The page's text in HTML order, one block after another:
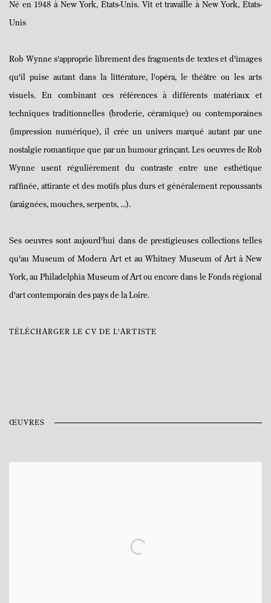
Né en 1948 à New York, États-Unis. Vit et travaille à New York, États-
Unis
Rob Wynne s'approprie librement des fragments de textes et d'images
qu'il puise autant dans la littérature, l'opéra, le théâtre ou les arts
visuels. En combinant ces références à différents matériaux et
techniques traditionnelles (broderie, céramique) ou contemporaines
(impression numérique), il crée un univers marqué autant par une
nostalgie romantique que par un humour grinçant. Les oeuvres de Rob
Wynne usent régulièrement du contraste entre une esthétique
raffinée, attirante et des motifs plus durs et généralement repoussants
(araignées, mouches, serpents, ...).
Ses oeuvres sont aujourd'hui dans de prestigieuses collections telles
qu'au Museum of Modern Art et au Whitney Museum of Art à New
York, au Philadelphia Museum of Art ou encore dans le Fonds régional
d'art contemporain des pays de la Loire.
TÉLÉCHARGER LE CV DE L'ARTISTE
ŒUVRES